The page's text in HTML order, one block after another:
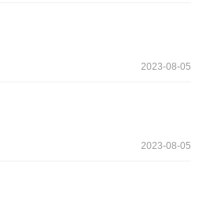
2023-08-05
2023-08-05